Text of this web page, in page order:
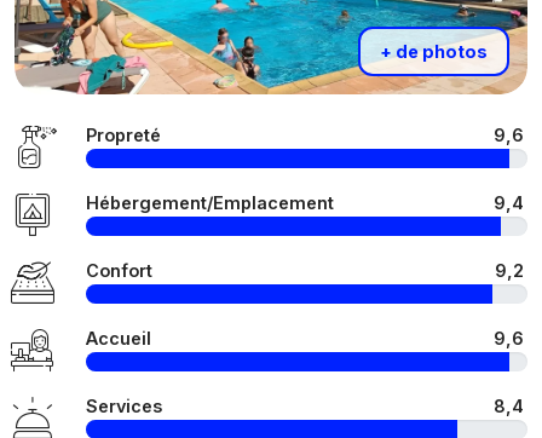
+ de photos
Propreté 9,6
Hébergement/Emplacement 9,4
Confort 9,2
Accueil 9,6
Services 8,4